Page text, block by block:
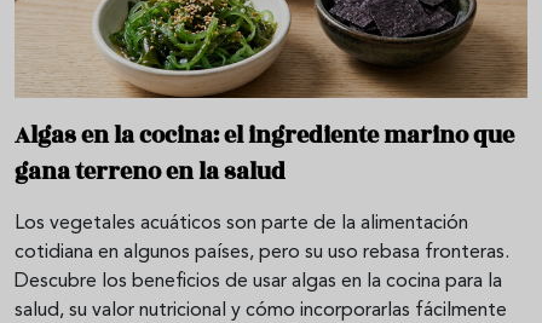
Algas en la cocina: el ingrediente marino que
gana terreno en la salud
Los vegetales acuáticos son parte de la alimentación
cotidiana en algunos países, pero su uso rebasa fronteras.
Descubre los beneficios de usar algas en la cocina para la
salud, su valor nutricional y cómo incorporarlas fácilmente